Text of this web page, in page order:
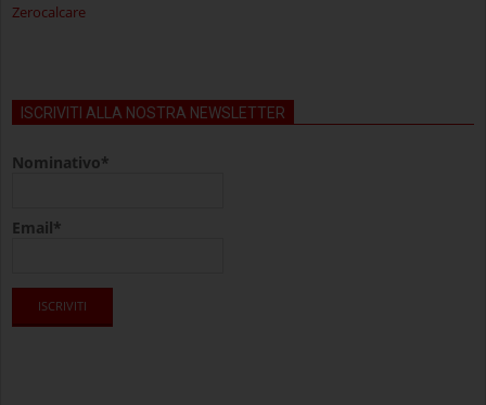
Zerocalcare
ISCRIVITI ALLA NOSTRA NEWSLETTER
Nominativo*
Email*